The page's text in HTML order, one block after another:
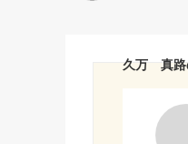
久万 真路